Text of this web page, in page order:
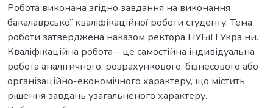
Робота виконана згідно завдання на виконання
бакалаврської кваліфікаційної роботи студенту. Тема
роботи затверджена наказом ректора НУБіП України.
Кваліфікаційна робота – це самостійна індивідуальна
робота аналітичного, розрахункового, бізнесового або
організаційно-економічного характеру, що містить
рішення завдань узагальненого характеру.